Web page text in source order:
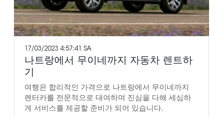
17/03/2023 4:57:41 SA
나트랑에서 무이네까지 자동차 렌트하
기
여행은 합리적인 가격으로 나트랑에서 무이네까지
렌터카를 전문적으로 대여하며 진심을 다해 세심하
게 서비스를 제공할 준비가 되어 있습니다.